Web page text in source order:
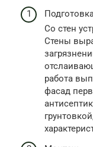
Со стен
Стены
работа
фасад